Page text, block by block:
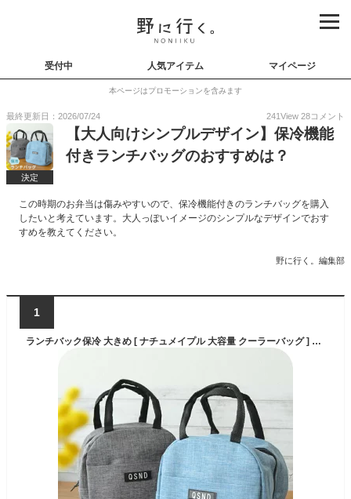
受付中 人気アイテム マイページ
本ページはプロモーションを含みます
最終更新日：2026/07/24 241View 28コメント
決定
【大人向けシンプルデザイン】保冷機能
付きランチバッグのおすすめは？
この時期のお弁当は傷みやすいので、保冷機能付きのランチバッグを購入
したいと考えています。大人っぽいイメージのシンプルなデザインでおす
すめを教えてください。
野に行く。編集部
1
ランチバック保冷 大きめ [ ナチュメイプル 大容量 クーラーバッグ ] キッズ 子供 メンズ お弁当 アルミ 加工 ランチボックス おしゃれ かわいい ファスナー シンプル カフェ ランチバック 保冷バッグ 防水 運動会